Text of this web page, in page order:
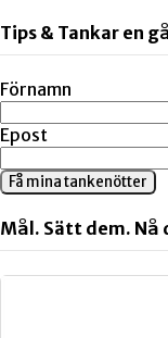
Tips & Tankar en
Förnamn
Epost
Få mina tankenötter
Mål. Sätt dem. Nå